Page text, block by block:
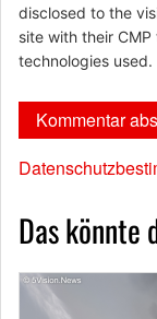
disclosed to the
site with their
technologies used.
Das könnte